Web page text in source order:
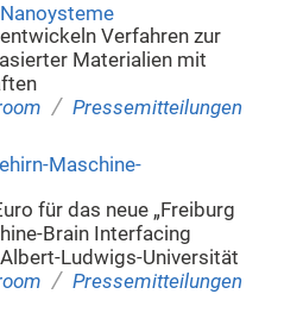
Verfahren zur
Materialien mit
/ Pressemitteilungen
Maschine-
für das neue „Freiburg
Brain Interfacing
Ludwigs-Universität
/ Pressemitteilungen